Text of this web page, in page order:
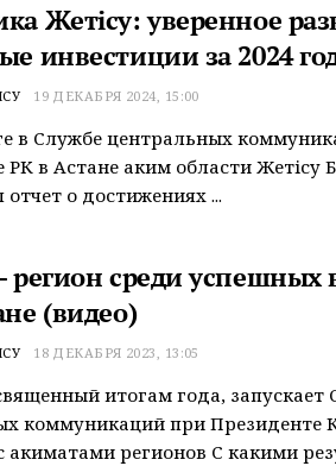
Жетісу: уверенное
инвестиции за 2024
19 ДЕКАБРЯ 2024, 15:00
в Службе центральных
РК в Астане аким области Жетісу
о достижениях ...
среди успешных
(видео)
18 ДЕКАБРЯ 2023, 13:05
итогам года, запускает
коммуникаций при Президенте
акиматами регионов С какими